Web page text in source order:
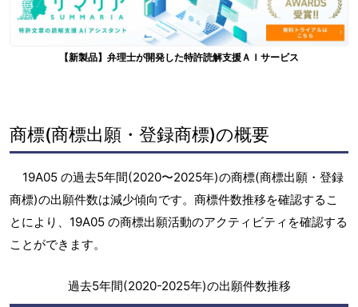
【新製品】弁理士が開発した特許読解支援ＡＩサービス
商標(商標出願・登録商標)の概要
19A05 の過去5年間(2020〜2025年)の商標(商標出願・登録
商標)の出願件数は減少傾向です。商標件数推移を確認するこ
とにより、19A05 の商標出願活動のアクティビティを確認する
ことができます。
過去5年間(2020-2025年)の出願件数推移